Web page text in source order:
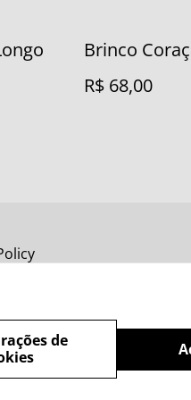
Brinco
R$ 68,00
de